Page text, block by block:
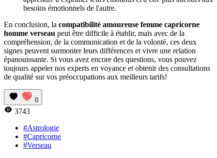
besoins émotionnels de l'autre.
En conclusion, la compatibilité amoureuse femme capricorne
homme verseau peut être difficile à établir, mais avec de la
compréhension, de la communication et de la volonté, ces deux
signes peuvent surmonter leurs différences et vivre une relation
épanouissante. Si vous avez encore des questions, vous pouvez
toujours appeler nos experts en voyance et obtenir des consultations
de qualité sur vos préoccupations aux meilleurs tarifs!
0
3743
#Astrologie
#Capricorne
#Verseau